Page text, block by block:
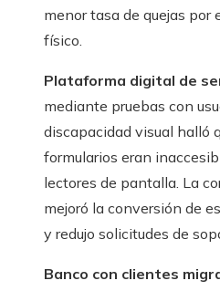
menor tasa de quejas por
físico.
Plataforma digital de
mediante pruebas con
discapacidad visual halló
formularios eran
lectores de pantalla. La
mejoró la conversión de
y redujo solicitudes de
Banco con clientes